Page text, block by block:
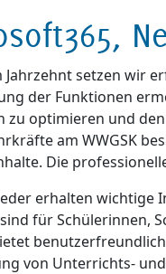
Jahrzehnt setzen wir
der Funktionen
zu optimieren und
am WWGSK
Die
erhalten wichtige
für Schülerinnen,
von Unterrichts-